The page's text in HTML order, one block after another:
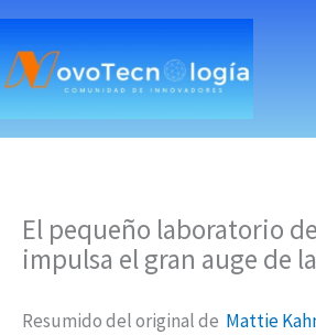
skip
content
El pequeño laboratorio
impulsa el gran auge de
Resumido del original de Mattie